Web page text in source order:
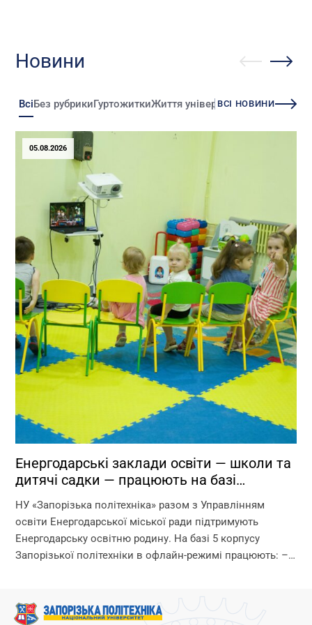
Новини
ВсіБез рубрикиГуртожиткиЖиття університетуЗміни
ВСІ НОВИНИ
05.08.2026
Енергодарські заклади освіти — школи та
дитячі садки — працюють на базі
Запорізької політехніки!
НУ «Запорізька політехніка» разом з Управлінням
освіти Енергодарської міської ради підтримують
Енергодарську освітню родину. На базі 5 корпусу
Запорізької політехніки в офлайн-режимі працюють: –